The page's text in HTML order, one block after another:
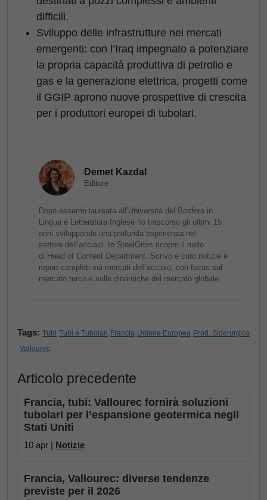
difficili.
Sviluppo delle infrastrutture nei mercati
emergenti: con l’Iraq impegnato a potenziare
la propria capacità produttiva di petrolio e
gas e la generazione elettrica, progetti come
il GGIP aprono nuove prospettive di crescita
per i produttori europei di tubolari.
Demet Kazdal
Editore
Dopo essermi laureata all’Università del Bosforo in
Lingua e Letteratura Inglese ho trascorso gli ultimi 15
anni sviluppando una profonda esperienza nel
settore dell’acciaio. In SteelOrbis ricopro il ruolo
di Head of Content Department. Scrivo e curo notizie e
report completi sui mercati dell’acciaio, con focus sul
mercato turco e sulle dinamiche del mercato globale.
Tags: Tubi Tubi e Tubolari Francia Unione Europea Prod. Siderurgica
Vallourec
Articolo precedente
Francia, tubi: Vallourec fornirà soluzioni
tubolari per l’espansione geotermica negli
Stati Uniti
10 apr | Notizie
Francia, Vallourec: diverse tendenze
previste per il 2026